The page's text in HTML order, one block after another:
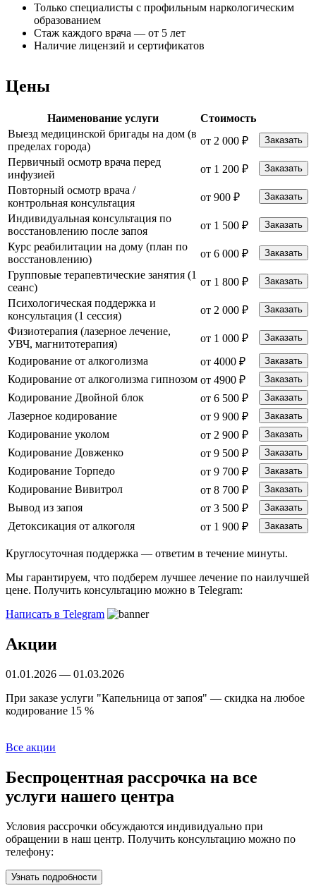
Только специалисты с профильным наркологическим
образованием
Стаж каждого врача — от 5 лет
Наличие лицензий и сертификатов
Цены
Наименование услуги
Стоимость
Выезд медицинской бригады на дом (в
пределах города)
от 2 000 ₽ Заказать
Первичный осмотр врача перед
инфузией
от 1 200 ₽ Заказать
Повторный осмотр врача /
контрольная консультация
от 900 ₽ Заказать
Индивидуальная консультация по
восстановлению после запоя
от 1 500 ₽ Заказать
Курс реабилитации на дому (план по
восстановлению)
от 6 000 ₽ Заказать
Групповые терапевтические занятия (1
сеанс)
от 1 800 ₽ Заказать
Психологическая поддержка и
консультация (1 сессия)
от 2 000 ₽ Заказать
Физиотерапия (лазерное лечение,
УВЧ, магнитотерапия)
от 1 000 ₽ Заказать
Кодирование от алкоголизма от 4000 ₽ Заказать
Кодирование от алкоголизма гипнозом от 4900 ₽ Заказать
Кодирование Двойной блок от 6 500 ₽ Заказать
Лазерное кодирование от 9 900 ₽ Заказать
Кодирование уколом от 2 900 ₽ Заказать
Кодирование Довженко от 9 500 ₽ Заказать
Кодирование Торпедо от 9 700 ₽ Заказать
Кодирование Вивитрол от 8 700 ₽ Заказать
Вывод из запоя от 3 500 ₽ Заказать
Детоксикация от алкоголя от 1 900 ₽ Заказать
Круглосуточная поддержка — ответим в течение минуты.
Мы гарантируем, что подберем лучшее лечение по наилучшей
цене. Получить консультацию можно в Telegram:
Написать в Telegram
Акции
01.01.2026 — 01.03.2026
При заказе услуги "Капельница от запоя" — скидка на любое
кодирование 15 %
Все акции
Беспроцентная рассрочка на все
услуги нашего центра
Условия рассрочки обсуждаются индивидуально при
обращении в наш центр. Получить консультацию можно по
телефону:
Узнать подробности